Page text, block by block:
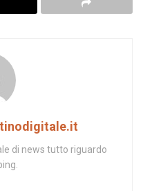
di news tutto riguardo